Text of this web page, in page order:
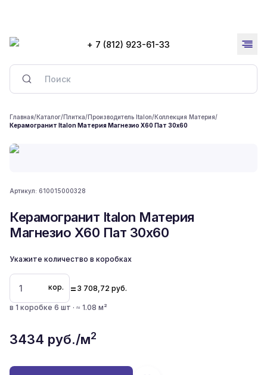
+ 7 (812) 923-61-33
Главная/Каталог/Плитка/Производитель Italon/Коллекция Материя/
Керамогранит Italon Материя Магнезио Х60 Пат 30x60
Артикул: 610015000328
Керамогранит Italon Материя
Магнезио Х60 Пат 30x60
Укажите количество в коробках
кор. = 3 708,72 руб.
в 1 коробке 6 шт · ≈ 1.08 м²
3434 руб./м2